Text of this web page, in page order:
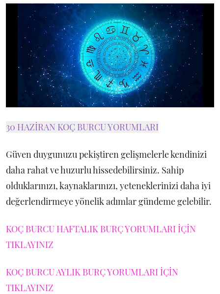
30 HAZİRAN KOÇ BURCU YORUMLARI
Güven duygunuzu pekiştiren gelişmelerle kendinizi
daha rahat ve huzurlu hissedebilirsiniz. Sahip
olduklarınızı, kaynaklarınızı, yeteneklerinizi daha iyi
değerlendirmeye yönelik adımlar gündeme gelebilir.
KOÇ BURCU HAFTALIK BURÇ YORUMLARI İÇİN
TIKLAYINIZ
KOÇ BURCU AYLIK BURÇ YORUMLARI İÇİN
TIKLAYINIZ